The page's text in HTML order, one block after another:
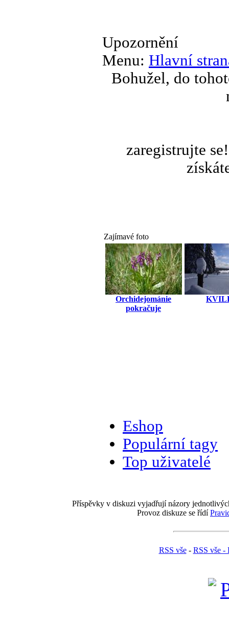
Upozornění
Menu: Hlavní
Bohužel, do
zaregistrujte
Zajímavé foto
Orchidejománie
pokračuje
Eshop
Populární tagy
Top uživatelé
Příspěvky v diskuzi vyjadřují názory
Provoz diskuze se řídí
RSS vše- RSS vše -